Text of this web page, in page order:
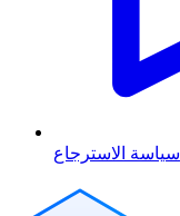
سياسة الاسترجاع